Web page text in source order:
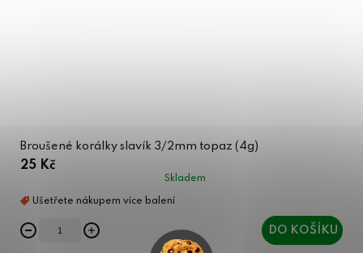
Broušené korálky slavík 3/2mm topaz (4g)
25 Kč
Skladem
DO KOŠÍKU